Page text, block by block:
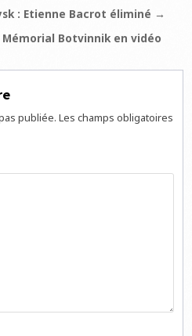
: Etienne Bacrot éliminé →
Mémorial Botvinnik en vidéo
publiée. Les champs obligatoires